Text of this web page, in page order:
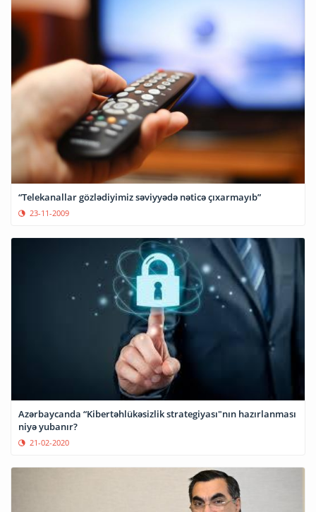
“Telekanallar gözlədiyimiz səviyyədə nəticə çıxarmayıb”
23-11-2009
Azərbaycanda “Kibertəhlükəsizlik strategiyası"nın hazırlanması
niyə yubanır?
21-02-2020